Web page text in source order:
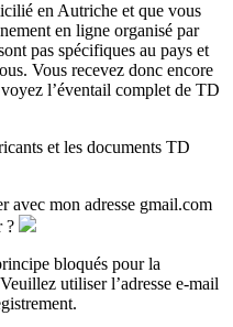
en Autriche et que vous
en ligne organisé par
pas spécifiques au pays et
Vous recevez donc encore
l’éventail complet de TD
et les documents TD
avec mon adresse gmail.com
?
bloqués pour la
utiliser l’adresse e-mail